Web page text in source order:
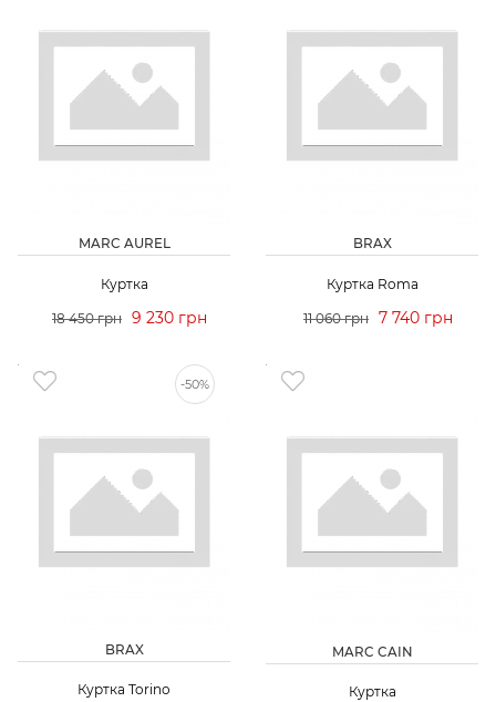
MARC AUREL
Куртка
18 450 грн 9 230 грн
BRAX
Куртка Roma
11 060 грн 7 740 грн
-50%
BRAX
Куртка Torino
MARC CAIN
Куртка